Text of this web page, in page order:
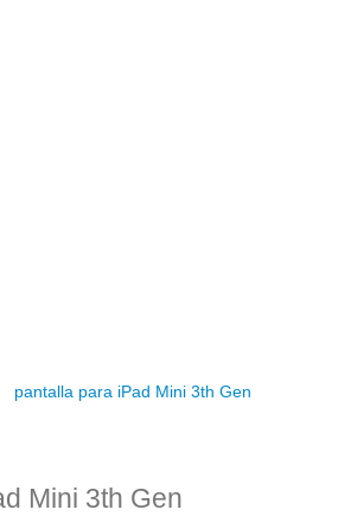
pantalla para iPad Mini 3th Gen
Mini 3th Gen